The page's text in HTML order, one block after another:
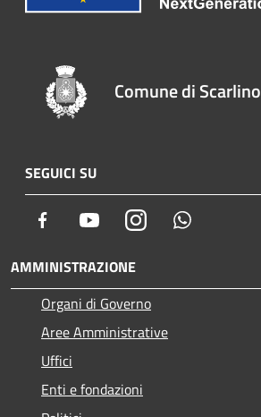
Comune di Scarlino
SEGUICI SU
Facebook YoutubeInstagram
AMMINISTRAZIONE
Organi di Governo
Aree Amministrative
Uffici
Enti e fondazioni